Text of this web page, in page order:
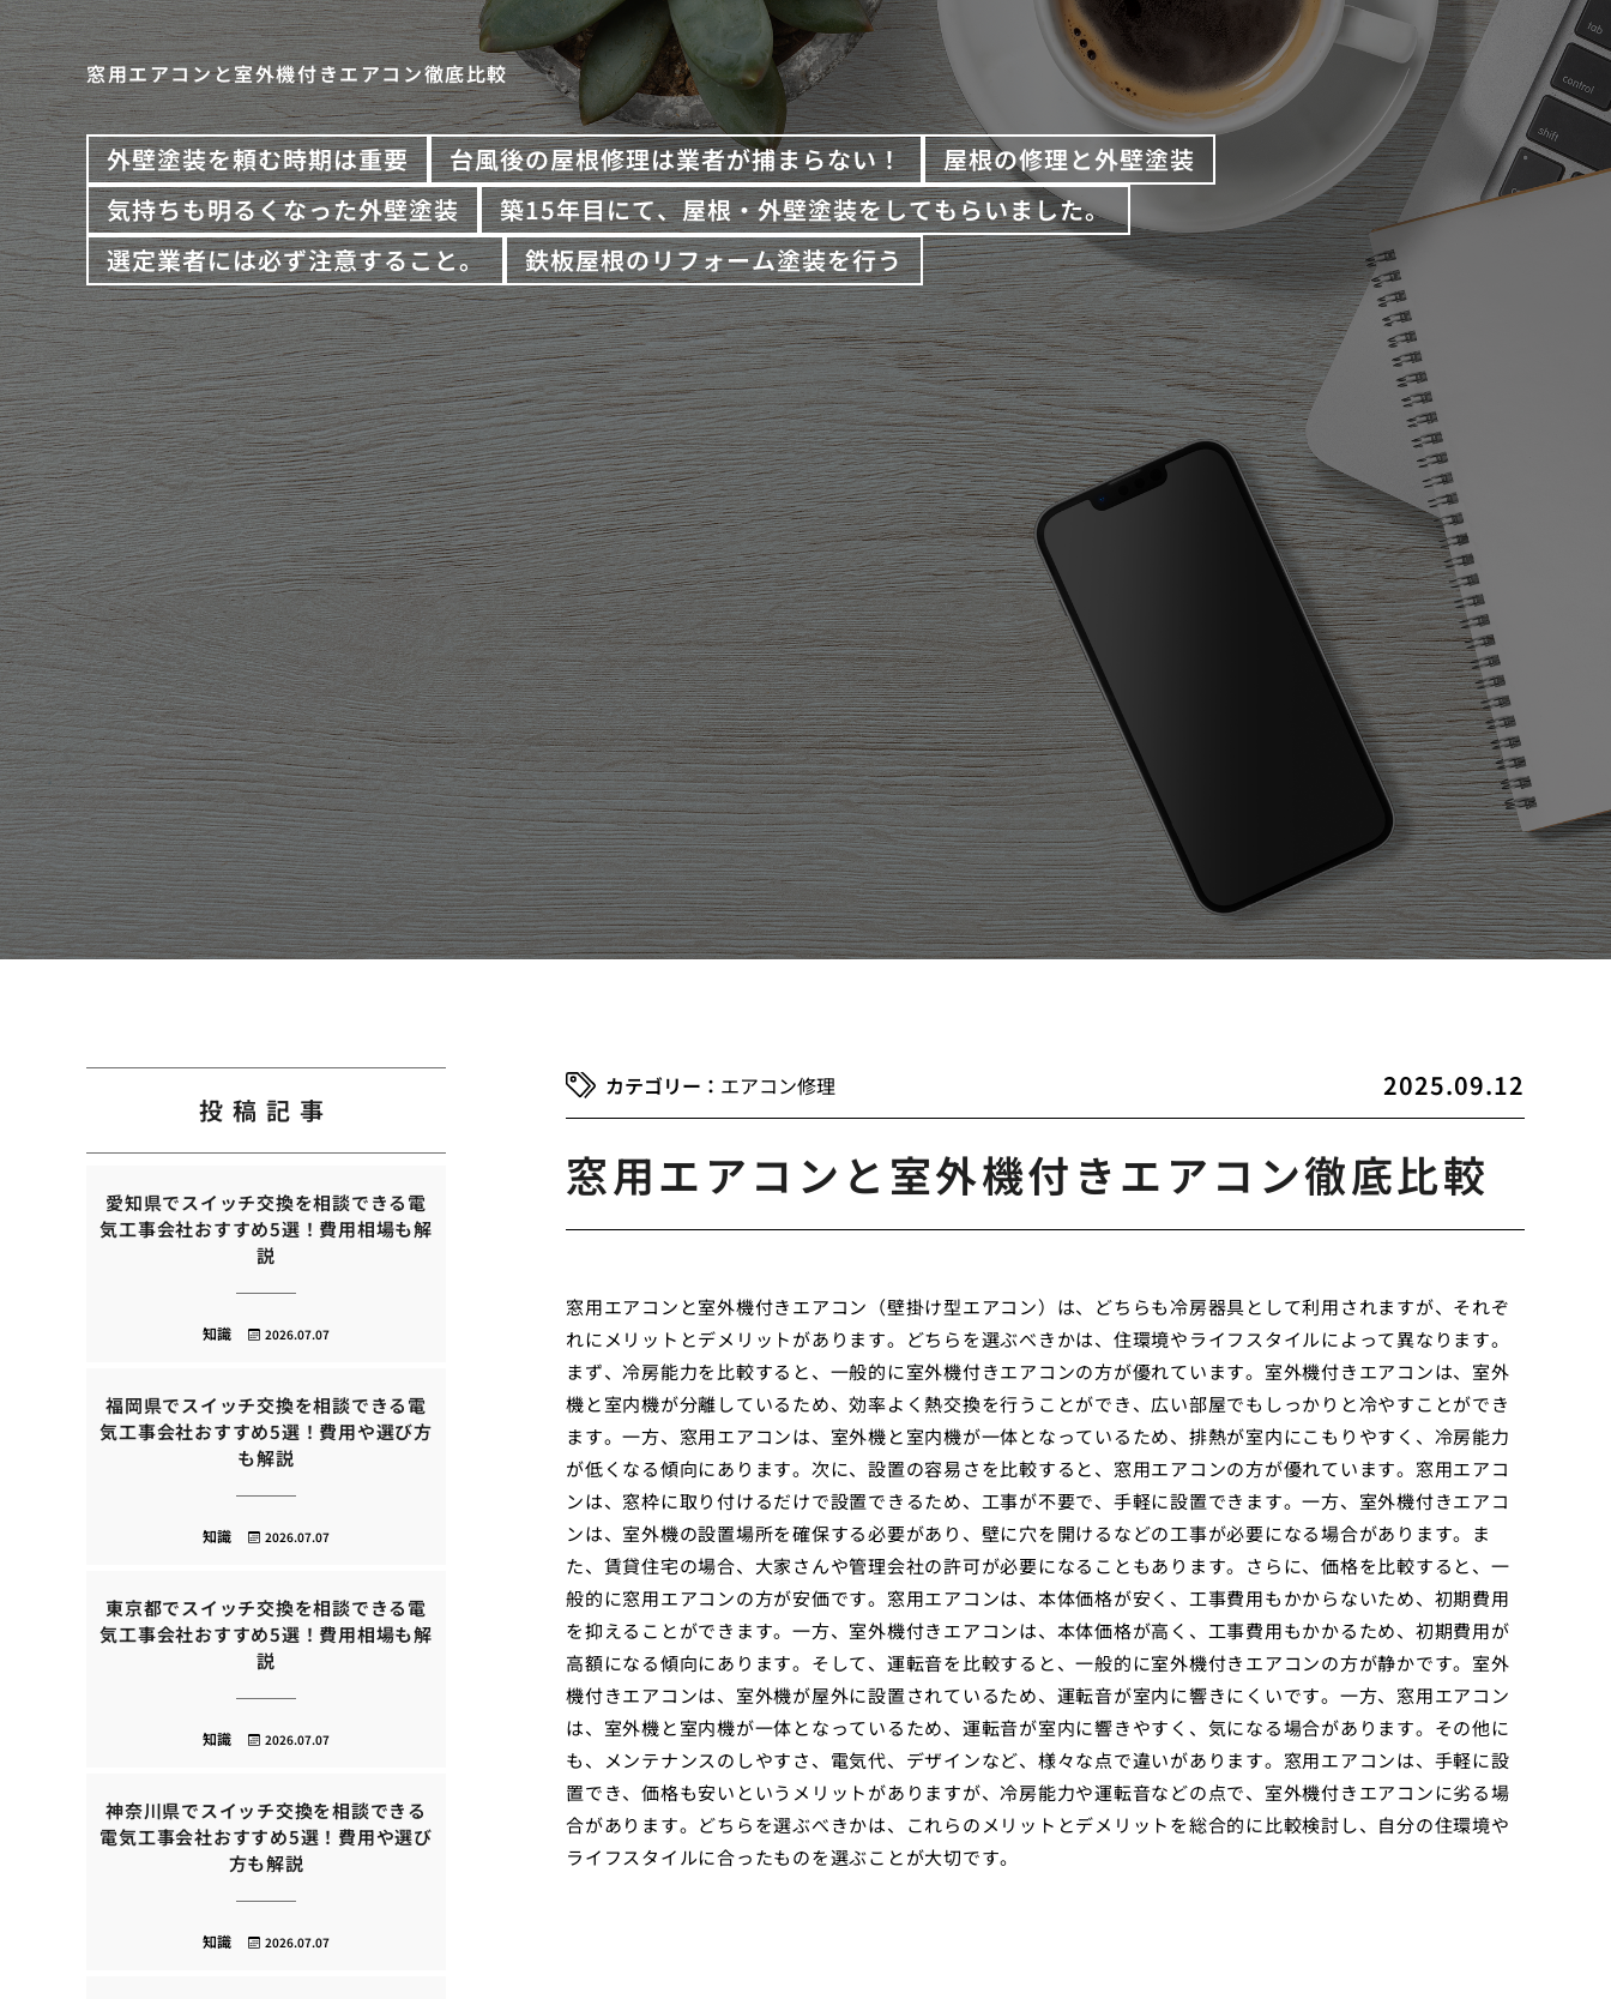
窓用エアコンと室外機付きエアコン徹底比較
外壁塗装を頼む時期は重要 台風後の屋根修理は業者が捕まらない！
屋根の修理と外壁塗装
気持ちも明るくなった外壁塗装
築15年目にて、屋根・外壁塗装をしてもらいました。
選定業者には必ず注意すること。
鉄板屋根のリフォーム塗装を行う
2025.09.12
エアコン修理
窓用エアコンと室外機付きエアコン徹底比較
窓用エアコンと室外機付きエアコン（壁掛け型エアコン）は、どちらも冷房器具として利用されますが、それぞ
れにメリットとデメリットがあります。どちらを選ぶべきかは、住環境やライフスタイルによって異なります。
まず、冷房能力を比較すると、一般的に室外機付きエアコンの方が優れています。室外機付きエアコンは、室外
機と室内機が分離しているため、効率よく熱交換を行うことができ、広い部屋でもしっかりと冷やすことができ
ます。一方、窓用エアコンは、室外機と室内機が一体となっているため、排熱が室内にこもりやすく、冷房能力
が低くなる傾向にあります。次に、設置の容易さを比較すると、窓用エアコンの方が優れています。窓用エアコ
ンは、窓枠に取り付けるだけで設置できるため、工事が不要で、手軽に設置できます。一方、室外機付きエアコ
ンは、室外機の設置場所を確保する必要があり、壁に穴を開けるなどの工事が必要になる場合があります。ま
た、賃貸住宅の場合、大家さんや管理会社の許可が必要になることもあります。さらに、価格を比較すると、一
般的に窓用エアコンの方が安価です。窓用エアコンは、本体価格が安く、工事費用もかからないため、初期費用
を抑えることができます。一方、室外機付きエアコンは、本体価格が高く、工事費用もかかるため、初期費用が
高額になる傾向にあります。そして、運転音を比較すると、一般的に室外機付きエアコンの方が静かです。室外
機付きエアコンは、室外機が屋外に設置されているため、運転音が室内に響きにくいです。一方、窓用エアコン
は、室外機と室内機が一体となっているため、運転音が室内に響きやすく、気になる場合があります。その他に
も、メンテナンスのしやすさ、電気代、デザインなど、様々な点で違いがあります。窓用エアコンは、手軽に設
置でき、価格も安いというメリットがありますが、冷房能力や運転音などの点で、室外機付きエアコンに劣る場
合があります。どちらを選ぶべきかは、これらのメリットとデメリットを総合的に比較検討し、自分の住環境や
ライフスタイルに合ったものを選ぶことが大切です。
投稿記事
愛知県でスイッチ交換を相談できる電
気工事会社おすすめ5選！費用相場も解
説
2026.07.07
知識
福岡県でスイッチ交換を相談できる電
気工事会社おすすめ5選！費用や選び方
も解説
2026.07.07
知識
東京都でスイッチ交換を相談できる電
気工事会社おすすめ5選！費用相場も解
説
2026.07.07
知識
神奈川県でスイッチ交換を相談できる
電気工事会社おすすめ5選！費用や選び
方も解説
2026.07.07
知識